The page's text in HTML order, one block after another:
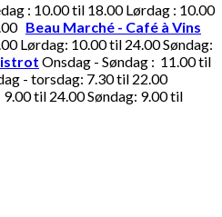
: 10.00 til 18.00 Lørdag : 10.00
Beau Marché - Café à Vins
Lørdag: 10.00 til 24.00 Søndag:
Onsdag - Søndag : 11.00 til
- torsdag: 7.30 til 22.00
til 24.00 Søndag: 9.00 til